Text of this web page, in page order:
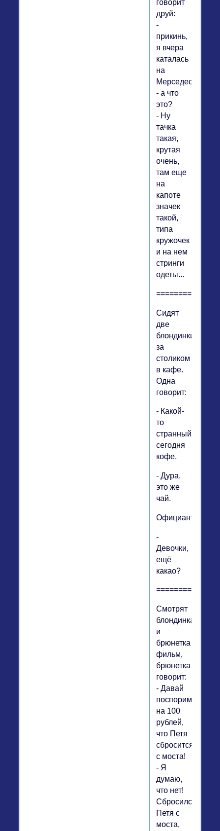
говорит
друй:
-
прикинь,
я вчера
каталась
на
Мерседесе.
- а что
это?
- Ну
тачка
такая,
крутая
очень,
там еще
на
капоте
значек
такой,
типа
кружочек
и на нем
стринги
одеты...
Сидят
две
блондинки
за
столиком
в кафе.
Одна
говорит:
- Какой-
то
странный
сегодня
кофе.
- Дура,
это же
чай.
Официант:
-
Девочки,
ещё
какао?
Смотрят
блондинка
и
брюнетка
фильм,
брюнетка
говорит:
- Давай
поспорим
на 100
рублей,
что Петя
сбросится
с моста!
- Я
думаю,
что нет!
Сбросился
Петя с
моста,